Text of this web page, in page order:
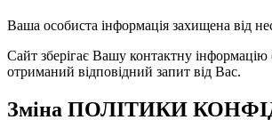
Ваша особиста інформація захищена від
Сайт зберігає Вашу контактну
отриманий відповідний запит від Вас.
Зміна ПОЛІТИКИ